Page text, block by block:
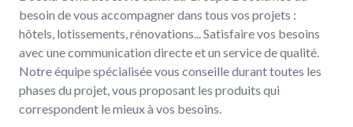
besoin de vous accompagner dans tous vos projets :
hôtels, lotissements, rénovations... Satisfaire vos besoins
avec une communication directe et un service de qualité.
Notre équipe spécialisée vous conseille durant toutes les
phases du projet, vous proposant les produits qui
correspondent le mieux à vos besoins.